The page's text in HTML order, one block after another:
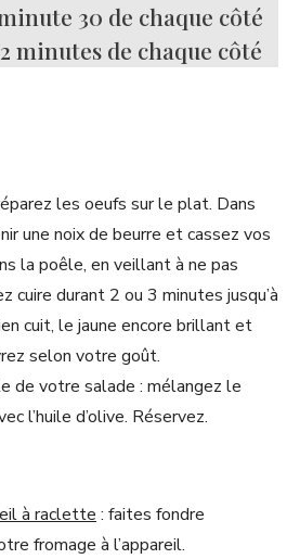
30 de chaque côté
minutes de chaque côté
les oeufs sur le plat. Dans
une noix de beurre et cassez vos
la poêle, en veillant à ne pas
cuire durant 2 ou 3 minutes jusqu’à
cuit, le jaune encore brillant et
selon votre goût.
de votre salade : mélangez le
l’huile d’olive. Réservez.
à raclette: faites fondre
fromage à l’appareil.